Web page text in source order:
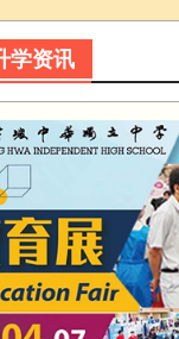
学资讯